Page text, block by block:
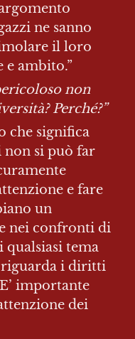
ne sanno
il loro
e ambito.”
non
Perché?”
che significa
si può far
e fare
un
nei confronti di
qualsiasi tema
riguarda i diritti
importante
dei